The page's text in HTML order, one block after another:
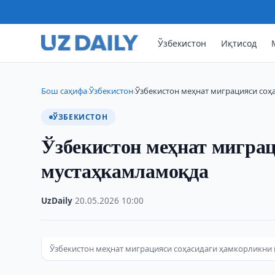
Ўзбекистон Иқтисод
Бош саҳифа›Ўзбекистон›Ўзбекистон меҳнат миграцияси
ЎЗБЕКИСТОН
Ўзбекистон меҳнат
мустаҳкамламоқда
UzDaily ·20.05.2026 10:00
Ўзбекистон меҳнат миграцияси соҳасидаги